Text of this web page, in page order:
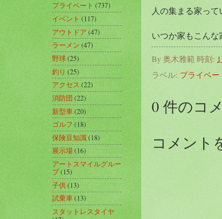
人の集まる家っ
いつか家もこん
By奥木雅範 時刻:
ラベル: プライベー
0 件のコ
コメント
プライベート(737)
イベント(117)
アウトドア(47)
ラーメン(47)
野球(25)
釣り(25)
アクセス(22)
消防団(22)
新型車(20)
ゴルフ(18)
保険豆知識(18)
展示場(16)
アートスマイルグルー
プ(15)
子供(13)
試乗車(13)
スタットレスタイヤ